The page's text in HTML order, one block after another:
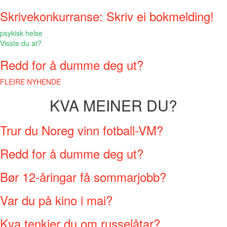
Skrivekonkurranse: Skriv ei bokmelding!
psykisk helse
Visste du at?
Redd for å dumme deg ut?
FLEIRE NYHENDE
KVA MEINER DU?
Trur du Noreg vinn fotball-VM?
Redd for å dumme deg ut?
Bør 12-åringar få sommarjobb?
Var du på kino i mai?
Kva tenkjer du om russelåtar?